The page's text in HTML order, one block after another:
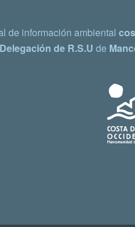
de información ambiental
Delegación de R.S.U de